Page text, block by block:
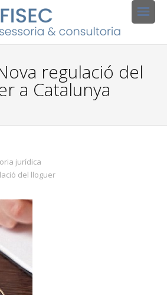
regulació del
a Catalunya
jurídica
del lloguer